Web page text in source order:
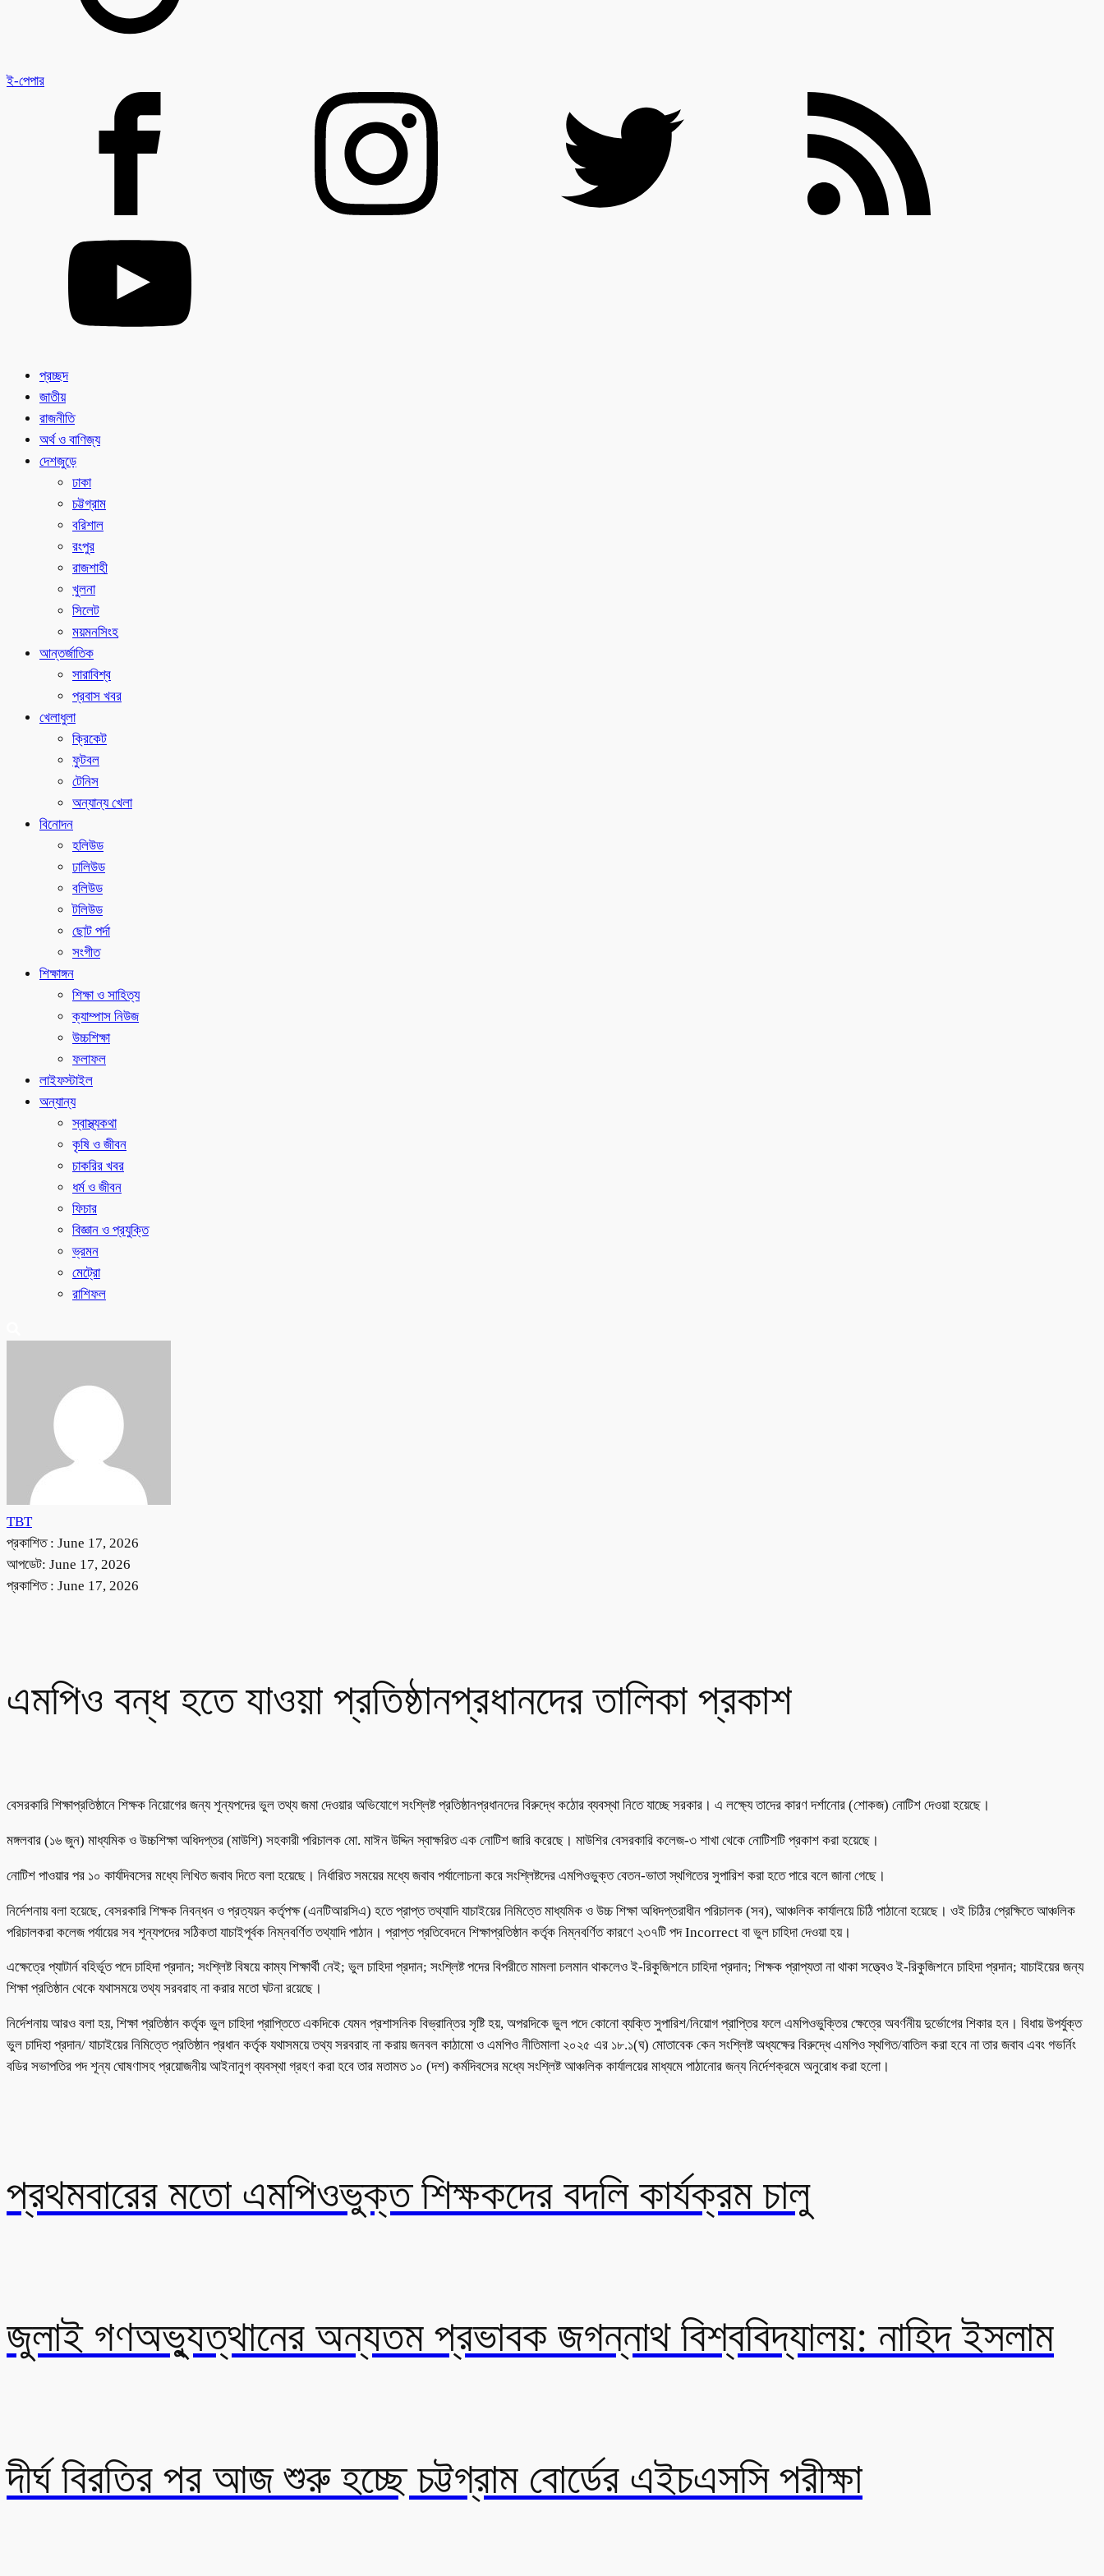
ই-পেপার
প্রচ্ছদ
জাতীয়
রাজনীতি
অর্থ ও বাণিজ্য
দেশজুড়ে
ঢাকা
চট্টগ্রাম
বরিশাল
রংপুর
রাজশাহী
খুলনা
সিলেট
ময়মনসিংহ
আন্তর্জাতিক
সারাবিশ্ব
প্রবাস খবর
খেলাধুলা
ক্রিকেট
ফুটবল
টেনিস
অন্যান্য খেলা
বিনোদন
হলিউড
ঢালিউড
বলিউড
টলিউড
ছোট পর্দা
সংগীত
শিক্ষাঙ্গন
শিক্ষা ও সাহিত্য
ক্যাম্পাস নিউজ
উচ্চশিক্ষা
ফলাফল
লাইফস্টাইল
অন্যান্য
স্বাস্থ্যকথা
কৃষি ও জীবন
চাকরির খবর
ধর্ম ও জীবন
ফিচার
বিজ্ঞান ও প্রযুক্তি
ভ্রমন
মেট্রো
রাশিফল
TBT
প্রকাশিত : June 17, 2026
আপডেট: June 17, 2026
প্রকাশিত : June 17, 2026
এমপিও বন্ধ হতে যাওয়া প্রতিষ্ঠানপ্রধানদের তালিকা প্রকাশ
বেসরকারি শিক্ষাপ্রতিষ্ঠানে শিক্ষক নিয়োগের জন্য শূন্যপদের ভুল তথ্য জমা দেওয়ার অভিযোগে সংশ্লিষ্ট প্রতিষ্ঠানপ্রধানদের বিরুদ্ধে কঠোর ব্যবস্থা নিতে যাচ্ছে সরকার। এ লক্ষ্যে তাদের কারণ দর্শানোর (শোকজ) নোটিশ দেওয়া হয়েছে।
মঙ্গলবার (১৬ জুন) মাধ্যমিক ও উচ্চশিক্ষা অধিদপ্তর (মাউশি) সহকারী পরিচালক মো. মাঈন উদ্দিন স্বাক্ষরিত এক নোটিশ জারি করেছে। মাউশির বেসরকারি কলেজ-৩ শাখা থেকে নোটিশটি প্রকাশ করা হয়েছে।
নোটিশ পাওয়ার পর ১০ কার্যদিবসের মধ্যে লিখিত জবাব দিতে বলা হয়েছে। নির্ধারিত সময়ের মধ্যে জবাব পর্যালোচনা করে সংশ্লিষ্টদের এমপিওভুক্ত বেতন-ভাতা স্থগিতের সুপারিশ করা হতে পারে বলে জানা গেছে।
নির্দেশনায় বলা হয়েছে, বেসরকারি শিক্ষক নিবন্ধন ও প্রত্যয়ন কর্তৃপক্ষ (এনটিআরসিএ) হতে প্রাপ্ত তথ্যাদি যাচাইয়ের নিমিত্তে মাধ্যমিক ও উচ্চ শিক্ষা অধিদপ্তরাধীন পরিচালক (সব), আঞ্চলিক কার্যালয়ে চিঠি পাঠানো হয়েছে। ওই চিঠির প্রেক্ষিতে আঞ্চলিক
পরিচালকরা কলেজ পর্যায়ের সব শূন্যপদের সঠিকতা যাচাইপূর্বক নিম্নবর্ণিত তথ্যাদি পাঠান। প্রাপ্ত প্রতিবেদনে শিক্ষাপ্রতিষ্ঠান কর্তৃক নিম্নবর্ণিত কারণে ২৩৭টি পদ Incorrect বা ভুল চাহিদা দেওয়া হয়।
এক্ষেত্রে প্যাটার্ন বহির্ভূত পদে চাহিদা প্রদান; সংশ্লিষ্ট বিষয়ে কাম্য শিক্ষার্থী নেই; ভুল চাহিদা প্রদান; সংশ্লিষ্ট পদের বিপরীতে মামলা চলমান থাকলেও ই-রিকুজিশনে চাহিদা প্রদান; শিক্ষক প্রাপ্যতা না থাকা সত্ত্বেও ই-রিকুজিশনে চাহিদা প্রদান; যাচাইয়ের জন্য
শিক্ষা প্রতিষ্ঠান থেকে যথাসময়ে তথ্য সরবরাহ না করার মতো ঘটনা রয়েছে।
নির্দেশনায় আরও বলা হয়, শিক্ষা প্রতিষ্ঠান কর্তৃক ভুল চাহিদা প্রাপ্তিতে একদিকে যেমন প্রশাসনিক বিভ্রান্তির সৃষ্টি হয়, অপরদিকে ভুল পদে কোনো ব্যক্তি সুপারিশ/নিয়োগ প্রাপ্তির ফলে এমপিওভুক্তির ক্ষেত্রে অবর্ণনীয় দুর্ভোগের শিকার হন। বিধায় উপর্যুক্ত
ভুল চাদিহা প্রদান/ যাচাইয়ের নিমিত্তে প্রতিষ্ঠান প্রধান কর্তৃক যথাসময়ে তথ্য সরবরাহ না করায় জনবল কাঠামো ও এমপিও নীতিমালা ২০২৫ এর ১৮.১(ঘ) মোতাবেক কেন সংশ্লিষ্ট অধ্যক্ষের বিরুদ্ধে এমপিও স্থগিত/বাতিল করা হবে না তার জবাব এবং গভর্নিং
বডির সভাপতির পদ শূন্য ঘোষণাসহ প্রয়োজনীয় আইনানুগ ব্যবস্থা গ্রহণ করা হবে তার মতামত ১০ (দশ) কর্মদিবসের মধ্যে সংশ্লিষ্ট আঞ্চলিক কার্যালয়ের মাধ্যমে পাঠানোর জন্য নির্দেশক্রমে অনুরোধ করা হলো।
প্রথমবারের মতো এমপিওভুক্ত শিক্ষকদের বদলি কার্যক্রম চালু
জুলাই গণঅভ্যুত্থানের অন্যতম প্রভাবক জগন্নাথ বিশ্ববিদ্যালয়: নাহিদ ইসলাম
দীর্ঘ বিরতির পর আজ শুরু হচ্ছে চট্টগ্রাম বোর্ডের এইচএসসি পরীক্ষা